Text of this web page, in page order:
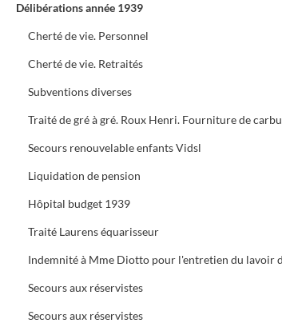
Délibérations année 1939
Cherté de vie. Personnel
Cherté de vie. Retraités
Subventions diverses
Traité de gré à gré. Roux Henri. Fourniture de
Secours renouvelable enfants Vidsl
Liquidation de pension
Hôpital budget 1939
Traité Laurens équarisseur
Secours aux réservistes
Secours aux réservistes